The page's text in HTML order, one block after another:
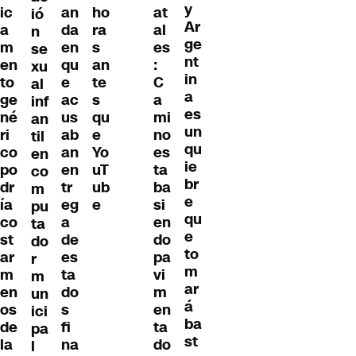
ic
a
m
en
to
ge
né
ri
co
po
dr
ía
co
st
ar
m
en
os
de
la
ió
n
se
xu
al
inf
an
til
en
co
m
pu
ta
do
r
m
un
ici
pa
l
an
da
en
qu
e
ac
us
ab
an
en
tr
eg
a
de
es
ta
do
s
fi
na
ho
ra
s
an
te
s
qu
e
Yo
uT
ub
e
at
al
es
:
C
a
mi
no
es
ta
ba
si
en
do
pa
vi
m
en
ta
do
y
Ar
ge
nt
in
a
es
un
qu
ie
br
e
qu
e
to
m
ar
á
ba
st